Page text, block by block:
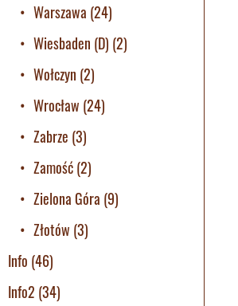
Warszawa (24)
Wiesbaden (D) (2)
Wołczyn (2)
Wrocław (24)
Zabrze (3)
Zamość(2)
Zielona Góra (9)
Złotów (3)
Info (46)
Info2 (34)